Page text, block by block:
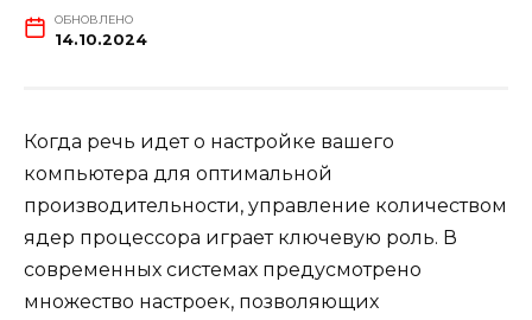
ОБНОВЛЕНО
14.10.2024
Когда речь идет о настройке вашего
компьютера для оптимальной
производительности, управление количеством
ядер процессора играет ключевую роль. В
современных системах предусмотрено
множество настроек, позволяющих